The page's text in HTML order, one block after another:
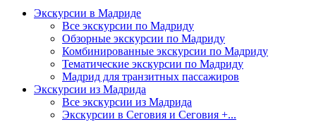
Экскурсии в Мадриде
Все экскурсии по Мадриду
Обзорные экскурсии по Мадриду
Комбинированные экскурсии по Мадриду
Тематические экскурсии по Мадриду
Мадрид для транзитных пассажиров
Экскурсии из Мадрида
Все экскурсии из Мадрида
Экскурсии в Сеговия и Сеговия +...